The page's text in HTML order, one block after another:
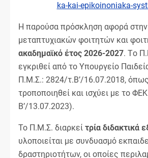
ka-kai-epikoinoniaka-
Η παρούσα πρόσκληση αφορά στην
μεταπτυχιακών φοιτητών και
ακαδημαϊκό έτος 2026-2027. Τo
εγκριθεί από το Υπουργείο
Π.Μ.Σ.: 2824/τ.Β’/16.07.2018,
τροποποιηθεί και ισχύει με το
Β’/13.07.2023).
Το Π.Μ.Σ. διαρκεί τρία διδακτικά
υλοποιείται με συνδυασμό
δραστηριοτήτων, οι οποίες